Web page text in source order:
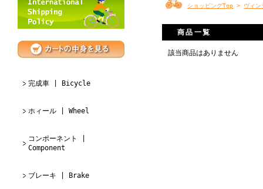
完成車 | Bicycle
ホィール | Wheel
コンポーネント |
Component
ブレーキ | Brake
ショッピングTop > ヴィン
商品一覧
該当商品はありません